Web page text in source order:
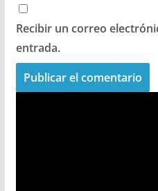
Recibir un correo
entrada.